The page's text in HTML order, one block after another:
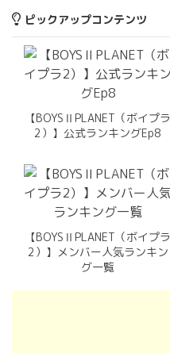
ピックアップコンテンツ
【BOYSⅡPLANET（ボイプラ
2）】公式ランキングEp8
【BOYSⅡPLANET（ボイプラ
2）】メンバー人気ランキン
グ一覧